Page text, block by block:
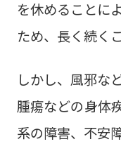
を休めることに
ため、長く続く
しかし、風邪な
腫瘍などの身体
系の障害、不安